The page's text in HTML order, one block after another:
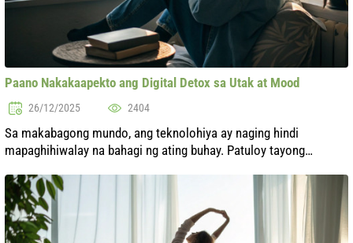
Paano Nakakaapekto ang Digital Detox sa Utak at Mood
26/12/2025 2404
Sa makabagong mundo, ang teknolohiya ay naging hindi
mapaghihiwalay na bahagi ng ating buhay. Patuloy tayong
ng negatibong epekto sa ating...